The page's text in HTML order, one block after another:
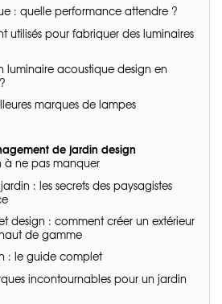
: quelle performance attendre ?
utilisés pour fabriquer des luminaires
luminaire acoustique design en
marques de lampes
de jardin design
à ne pas manquer
: les secrets des paysagistes
design : comment créer un extérieur
de gamme
: le guide complet
incontournables pour un jardin